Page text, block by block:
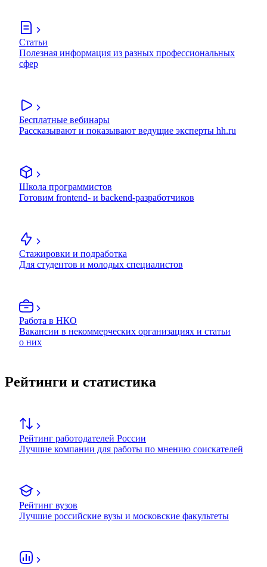
Статьи
Полезная информация из разных профессиональных
сфер
Бесплатные вебинары
Рассказывают и показывают ведущие эксперты hh.ru
Школа программистов
Готовим frontend- и backend-разработчиков
Стажировки и подработка
Для студентов и молодых специалистов
Работа в НКО
Вакансии в некоммерческих организациях и статьи
о них
Рейтинги и статистика
Рейтинг работодателей России
Лучшие компании для работы по мнению соискателей
Рейтинг вузов
Лучшие российские вузы и московские факультеты